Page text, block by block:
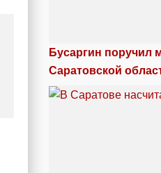
Бусаргин поручил
Саратовской